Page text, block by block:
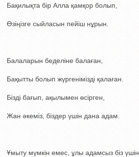
Бақилықта бір Алла қамқор болып,
Өзіңізге сыйласын пейіш нұрын.
Балаларын беделіне балаған,
Бақытты болып жүргенімізді қалаған.
Бізді бағып, ақылымен өсірген,
Жан әкеміз, біздер үшін дана адам.
Ұмыту мүмкін емес, ұлы адамсыз біз үшін,